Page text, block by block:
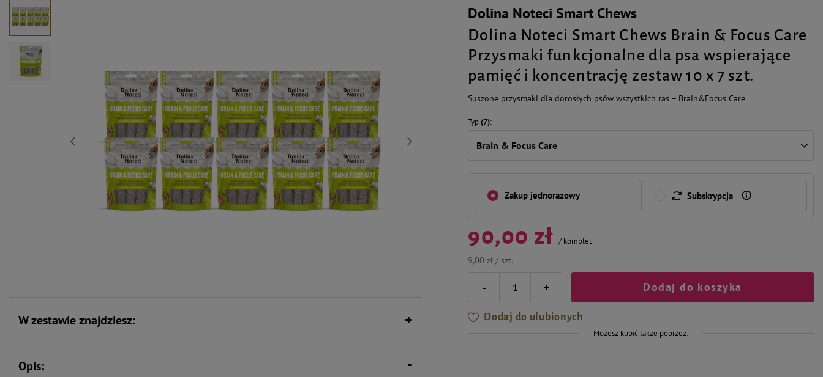
Dolina Noteci Smart Chews
Dolina Noteci Smart Chews Brain & Focus Care
Przysmaki funkcjonalne dla psa wspierające
pamięć i koncentrację zestaw 10 x 7 szt.
Suszone przysmaki dla dorosłych psów wszystkich ras – Brain&Focus Care
Typ(7)
Brain & Focus Care
Zakup jednorazowy Subskrypcja
90,00 zł / komplet
9,00 zł / szt.
- + Dodaj do koszyka
Dodaj do ulubionych
Możesz kupić także poprzez:
W zestawie znajdziesz:
Opis: